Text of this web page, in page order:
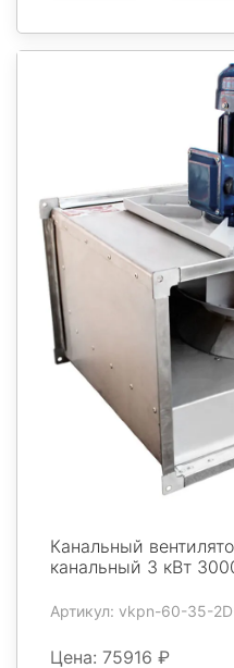
Канальный
канальный 3 кВт
Артикул: vkpn-60-35-
Цена: 75916 ₽